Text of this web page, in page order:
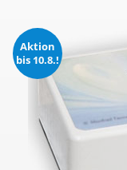
Aktion
bis 10.8.!